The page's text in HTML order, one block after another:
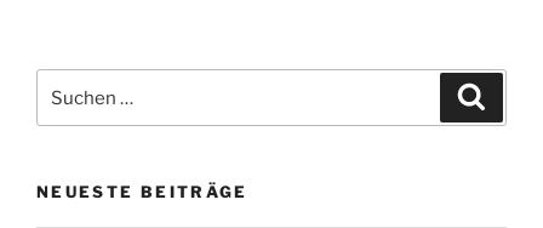
nach:
NEUESTE BEITRÄGE